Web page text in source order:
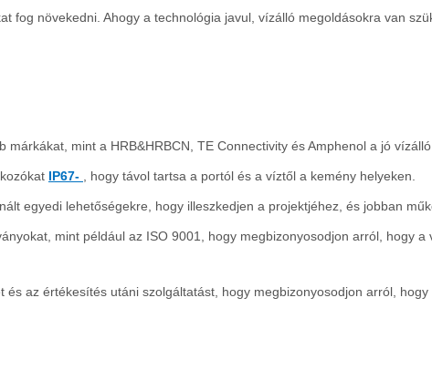
fog növekedni. Ahogy a technológia javul, vízálló megoldásokra van
márkákat, mint a HRB&HRBCN, TE Connectivity és Amphenol a jó
IP67- , hogy távol tartsa a portól és a víztől a kemény helyeken.
egyedi lehetőségekre, hogy illeszkedjen a projektjéhez, és jobban
mint például az ISO 9001, hogy megbizonyosodjon arról, hogy a
és az értékesítés utáni szolgáltatást, hogy megbizonyosodjon arról,